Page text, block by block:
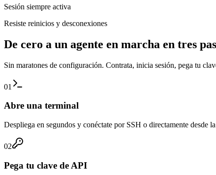
Sesión siempre activa
Resiste reinicios y desconexiones
De cero a un agente en marcha en tres
Sin maratones de configuración. Contrata, inicia sesión, pega tu
01
Abre una terminal
Despliega en segundos y conéctate por SSH o directamente desde
02
Pega tu clave de API